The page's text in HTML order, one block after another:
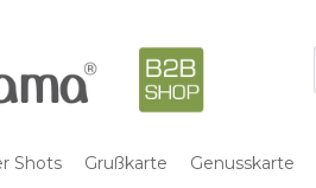
Shots Grußkarte Genusskarte